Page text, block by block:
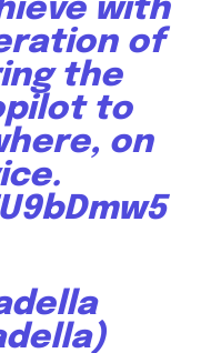
with
of
the
to
on